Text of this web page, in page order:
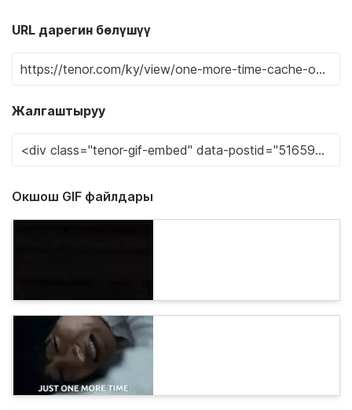
URL дарегин бөлүшүү
Жалгаштыруу
Окшош GIF файлдары